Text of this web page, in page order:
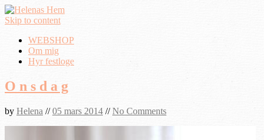
Skip to content
WEBSHOP
Om mig
Hyr festloge
O n s d a g
by Helena //05 mars 2014 //No Comments